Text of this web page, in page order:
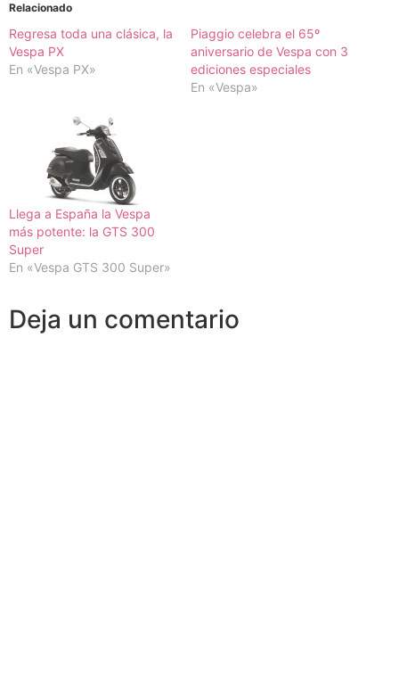
Relacionado
Regresa toda una clásica, la
Vespa PX
En «Vespa PX»
Piaggio celebra el 65º
aniversario de Vespa con 3
ediciones especiales
En «Vespa»
Llega a España la Vespa
más potente: la GTS 300
Super
En «Vespa GTS 300 Super»
Deja un comentario